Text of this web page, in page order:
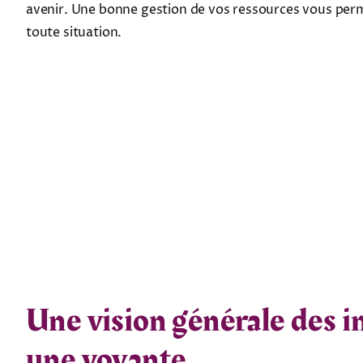
avenir. Une bonne gestion de vos ressources vous
toute situation.
Une vision générale des